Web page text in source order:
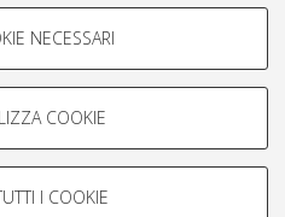
-
le caratteristiche della
in base al loro comportamento
NECESSARI
COOKIE
I COOKIE